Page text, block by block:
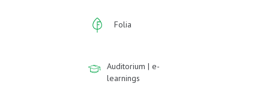
Folia
Auditorium | e-
learnings